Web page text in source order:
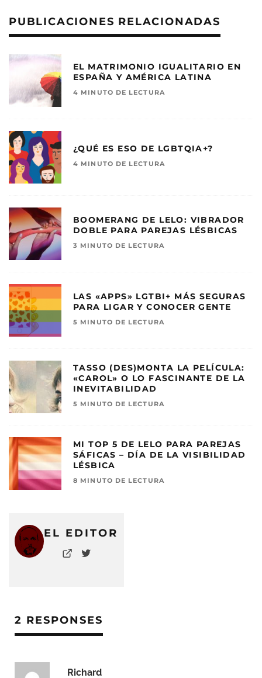
EL EDITOR
PUBLICACIONES RELACIONADAS
EL MATRIMONIO IGUALITARIO EN
ESPAÑA Y AMÉRICA LATINA
4 MINUTO DE LECTURA
¿QUÉ ES ESO DE LGBTQIA+?
4 MINUTO DE LECTURA
BOOMERANG DE LELO: VIBRADOR
DOBLE PARA PAREJAS LÉSBICAS
3 MINUTO DE LECTURA
LAS «APPS» LGTBI+ MÁS SEGURAS
PARA LIGAR Y CONOCER GENTE
5 MINUTO DE LECTURA
TASSO (DES)MONTA LA PELÍCULA:
«CAROL» O LO FASCINANTE DE LA
INEVITABILIDAD
5 MINUTO DE LECTURA
MI TOP 5 DE LELO PARA PAREJAS
SÁFICAS – DÍA DE LA VISIBILIDAD
LÉSBICA
8 MINUTO DE LECTURA
2 RESPONSES
Richard